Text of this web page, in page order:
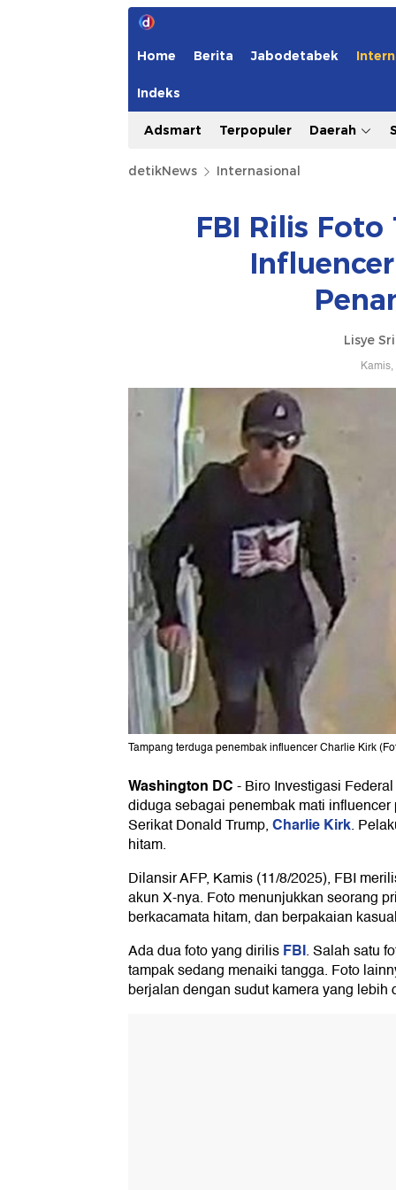
Home Berita Jabodetabek
Indeks
Adsmart Terpopuler Daerah
detikNews Internasional
FBI Rilis
Lisye
Tampang terduga penembak influencer Charlie Kirk
Washington DC-Biro Investigasi
diduga sebagai penembak mati
Serikat Donald Trump,Charlie Kirk.
hitam.
Dilansir AFP, Kamis (11/8/2025), FBI
akun X-nya. Foto menunjukkan seorang
berkacamata hitam, dan berpakaian
Ada dua foto yang dirilisFBI. Salah satu
tampak sedang menaiki tangga. Foto
berjalan dengan sudut kamera yang lebih